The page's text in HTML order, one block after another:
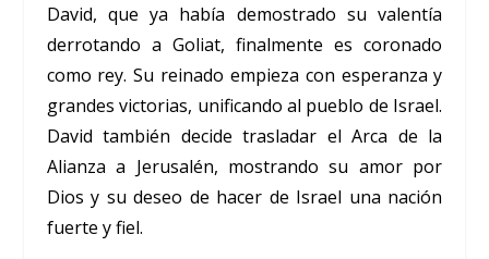
David, que ya había demostrado su valentía
derrotando a Goliat, finalmente es coronado
como rey. Su reinado empieza con esperanza y
grandes victorias, unificando al pueblo de Israel.
David también decide trasladar el Arca de la
Alianza a Jerusalén, mostrando su amor por
Dios y su deseo de hacer de Israel una nación
fuerte y fiel.